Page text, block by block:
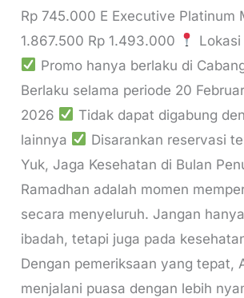
Rp 745.000 E Executive Platinum
1.867.500 Rp 1.493.000
Promo hanya berlaku di
Berlaku selama periode 20
2026
Tidak dapat digabung
lainnya
Disarankan reservasi
Yuk, Jaga Kesehatan di Bulan
Ramadhan adalah momen
secara menyeluruh. Jangan
ibadah, tetapi juga pada
Dengan pemeriksaan yang tepat,
menjalani puasa dengan lebih